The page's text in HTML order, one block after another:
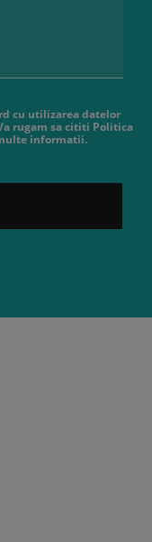
cu utilizarea datelor
rugam sa cititi Politica
informatii.